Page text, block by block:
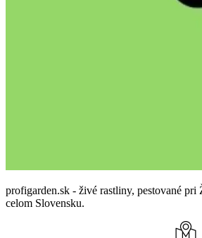
profigarden.sk - živé rastliny, pestované pri
celom Slovensku.